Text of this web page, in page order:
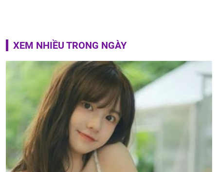
XEM NHIỀU TRONG NGÀY